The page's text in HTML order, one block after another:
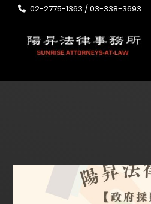
02-2775-1363 / 03-338-3693